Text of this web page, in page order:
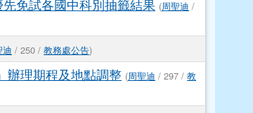
免試各國中科別抽籤結果 (周聖迪 /
迪 / 250 /教務處公告)
辦理期程及地點調整 (周聖迪 / 297 /教